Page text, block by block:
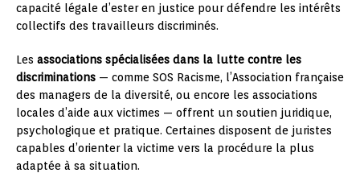
capacité légale d’ester en justice pour défendre les intérêts
collectifs des travailleurs discriminés.
Les associations spécialisées dans la lutte contre les
discriminations — comme SOS Racisme, l’Association française
des managers de la diversité, ou encore les associations
locales d’aide aux victimes — offrent un soutien juridique,
psychologique et pratique. Certaines disposent de juristes
capables d’orienter la victime vers la procédure la plus
adaptée à sa situation.